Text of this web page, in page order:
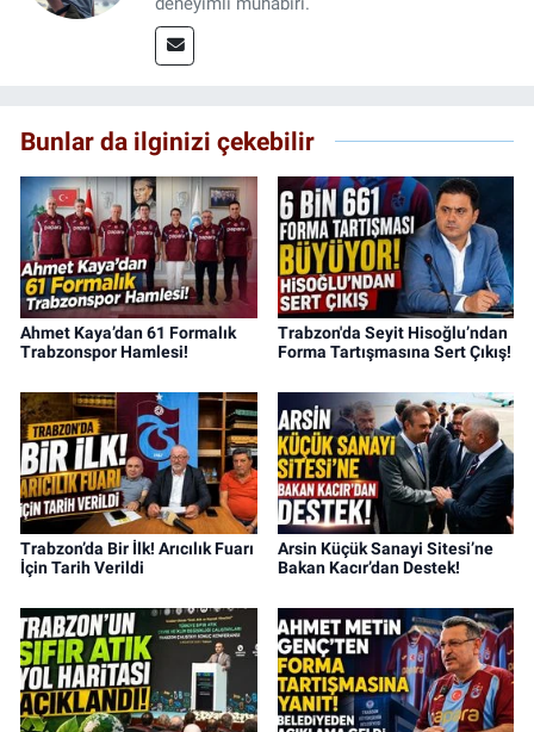
Bunlar da ilginizi çekebilir
Ahmet Kaya’dan 61 Formalık
Trabzonspor Hamlesi!
Trabzon'da Seyit Hisoğlu’ndan
Forma Tartışmasına Sert Çıkış!
Trabzon’da Bir İlk! Arıcılık Fuarı
İçin Tarih Verildi
Arsin Küçük Sanayi Sitesi’ne
Bakan Kacır’dan Destek!